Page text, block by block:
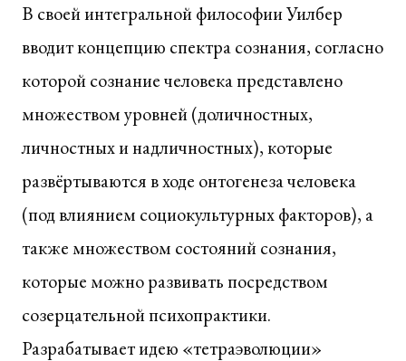
В своей интегральной философии Уилбер
вводит концепцию спектра сознания, согласно
которой сознание человека представлено
множеством уровней (доличностных,
личностных и надличностных), которые
развёртываются в ходе онтогенеза человека
(под влиянием социокультурных факторов), а
также множеством состояний сознания,
которые можно развивать посредством
созерцательной психопрактики.
Разрабатывает идею «тетраэволюции»